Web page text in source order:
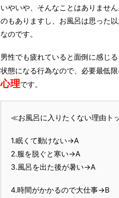
いやいや、そんなことはありません
のもありますし、お風呂は思った
なのです。
男性でも疲れていると面倒に感じ
状態になる行為なので、必要最低
心理です。
≪お風呂に入りたくない理由ト
1.眠くて動けない→A
2.服を脱ぐと寒い→A
3.風呂を出た後が暑い→A
4.時間がかかるので大仕事→B